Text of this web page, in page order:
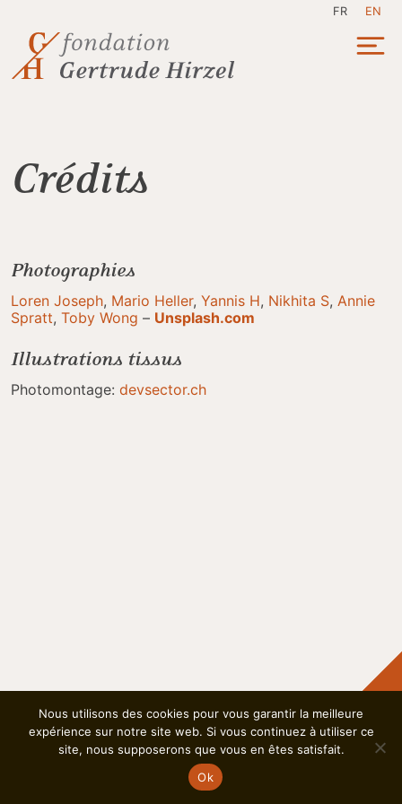
content
FR EN
Crédits
Photographies
Loren Joseph, Mario Heller, Yannis H, Nikhita S, Annie
Spratt, Toby Wong – Unsplash.com
Illustrations tissus
Photomontage: devsector.ch
2026 | Fondation Gertrude Hirzel-Crédits photographiques
devsector.ch Deadline for submission
15.10.2026
Délai de remise des dossiers
15.10.2026
Nous utilisons des cookies pour vous garantir la meilleure
expérience sur notre site web. Si vous continuez à utiliser ce
site, nous supposerons que vous en êtes satisfait.
Ok